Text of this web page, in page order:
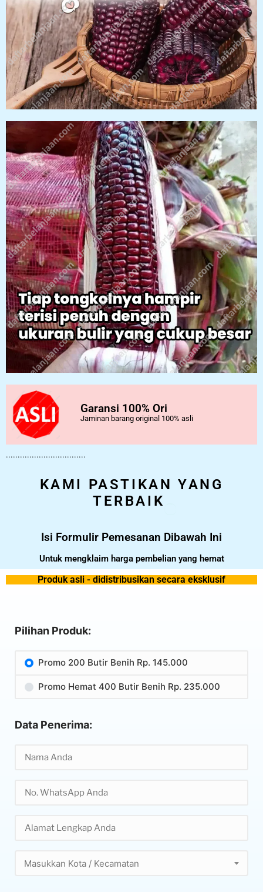
Garansi 100% Ori
Jaminan barang original 100% asli
..................................
KAMI PASTIKAN YANG
TERBAIK
Isi Formulir Pemesanan Dibawah Ini
Untuk mengklaim harga pembelian yang hemat
Produk asli - didistribusikan secara eksklusif
Pilihan Produk:
Promo 200 Butir Benih Rp. 145.000
Promo Hemat 400 Butir Benih Rp. 235.000
Data Penerima:
Masukkan Kota / Kecamatan